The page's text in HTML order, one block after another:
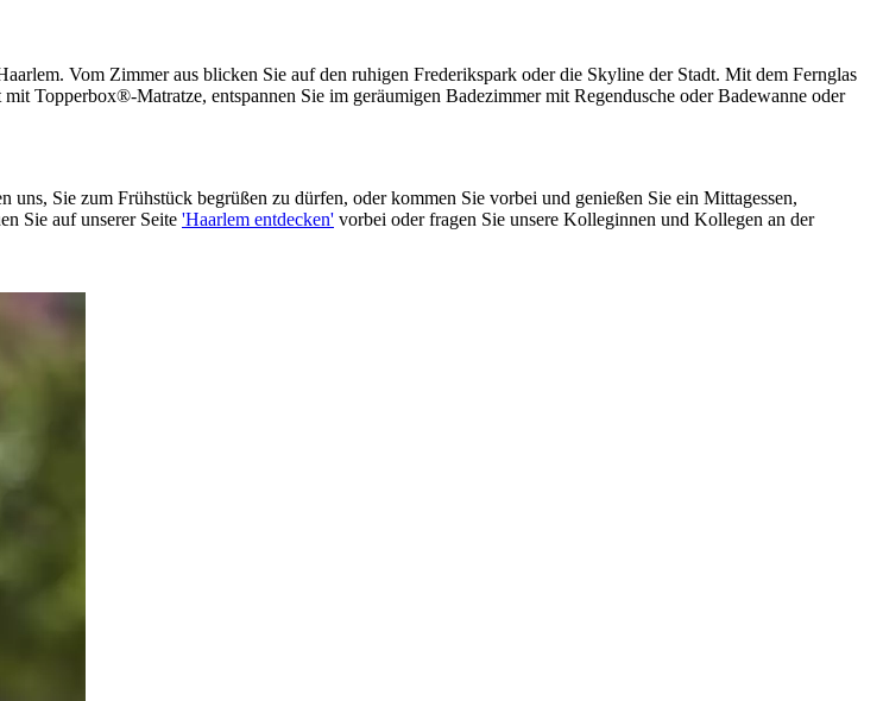
Vom Zimmer aus blicken Sie auf den ruhigen Frederikspark oder die Skyline der Stadt. Mit dem Fernglas
Topperbox®-Matratze, entspannen Sie im geräumigen Badezimmer mit Regendusche oder Badewanne oder
Sie zum Frühstück begrüßen zu dürfen, oder kommen Sie vorbei und genießen Sie ein Mittagessen,
Sie auf unserer Seite 'Haarlem entdecken' vorbei oder fragen Sie unsere Kolleginnen und Kollegen an der